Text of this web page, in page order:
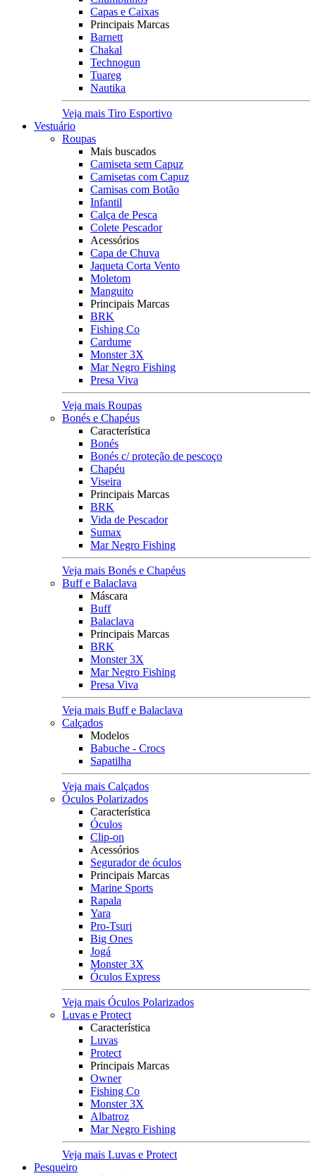
Capas e Caixas
Principais Marcas
Barnett
Chakal
Technogun
Tuareg
Nautika
Veja mais Tiro Esportivo
Vestuário
Roupas
Mais buscados
Camiseta sem Capuz
Camisetas com Capuz
Camisas com Botão
Infantil
Calça de Pesca
Colete Pescador
Acessórios
Capa de Chuva
Jaqueta Corta Vento
Moletom
Manguito
Principais Marcas
BRK
Fishing Co
Cardume
Monster 3X
Mar Negro Fishing
Presa Viva
Veja mais Roupas
Bonés e Chapéus
Característica
Bonés
Bonés c/ proteção de pescoço
Chapéu
Viseira
Principais Marcas
BRK
Vida de Pescador
Sumax
Mar Negro Fishing
Veja mais Bonés e Chapéus
Buff e Balaclava
Máscara
Buff
Balaclava
Principais Marcas
BRK
Monster 3X
Mar Negro Fishing
Presa Viva
Veja mais Buff e Balaclava
Calçados
Modelos
Babuche - Crocs
Sapatilha
Veja mais Calçados
Óculos Polarizados
Característica
Óculos
Clip-on
Acessórios
Segurador de óculos
Principais Marcas
Marine Sports
Rapala
Yara
Pro-Tsuri
Big Ones
Jogá
Monster 3X
Óculos Express
Veja mais Óculos Polarizados
Luvas e Protect
Característica
Luvas
Protect
Principais Marcas
Owner
Fishing Co
Monster 3X
Albatroz
Mar Negro Fishing
Veja mais Luvas e Protect
Pesqueiro